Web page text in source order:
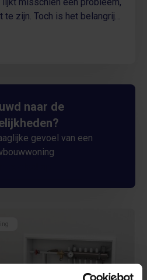
te zijn. Toch is het belangrijk
storen van schuimbeton.
voor problemen zorgt. In
waarom we dit juist niet
naar de
gevoel van een